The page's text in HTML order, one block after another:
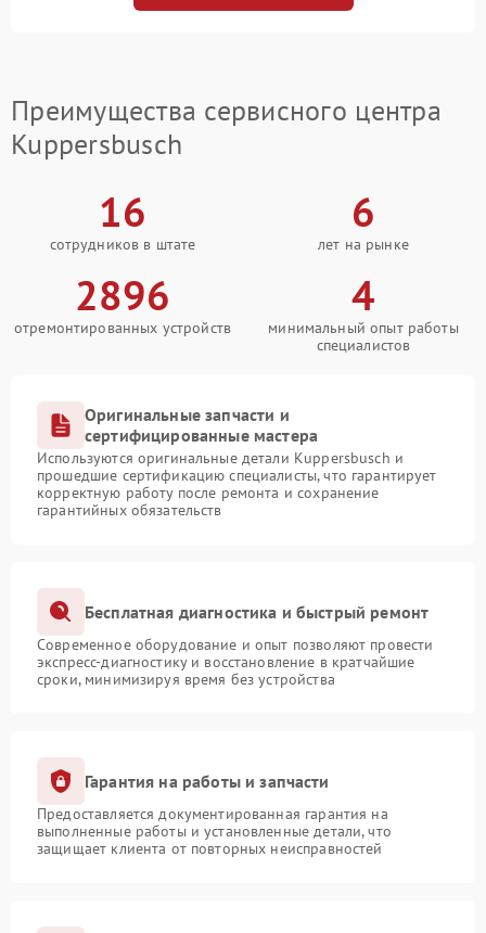
Преимущества сервисного центра
Kuppersbusch
16
сотрудников в штате
6
лет на рынке
2896
отремонтированных устройств
4
минимальный опыт работы
специалистов
Оригинальные запчасти и
сертифицированные мастера
Используются оригинальные детали Kuppersbusch и
прошедшие сертификацию специалисты, что гарантирует
корректную работу после ремонта и сохранение
гарантийных обязательств
Бесплатная диагностика и быстрый ремонт
Современное оборудование и опыт позволяют провести
экспресс-диагностику и восстановление в кратчайшие
сроки, минимизируя время без устройства
Гарантия на работы и запчасти
Предоставляется документированная гарантия на
выполненные работы и установленные детали, что
защищает клиента от повторных неисправностей